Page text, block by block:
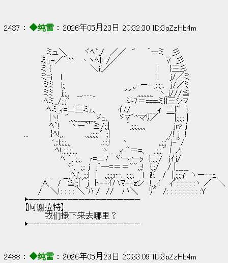
2487 ： ◆纯雪 ： 2026年05月23日 20:32:30 ID:3pZzHb4m
ミュ＼　　　ヾﾍ`,/　／／　"　　｀ーミ　 彡
ミｭ-／｀'''''　丶ヽﾍ}! /／　　　　　　　　 ﾏ　彡
ミ {　　　　　　　＼i{／　　　　　 　 　 l　　}三彡
ミ=i　 l　　　　　　　　　　　　　　　　　l　　j/／ミ
ミﾐ　 l;;　　　　　　　　　　　　,,-ー- ;;l;;..　j/／ﾐ
ミﾐ　 j;;,,　 __......._　　　　　""　,,,,,,,,,_　ヽ_j///≦
ﾍミ,,/;;;"　 _　　　　　　　　斗7＝===ミ}{三シﾏ
ﾍミ_ｨ=ニ三ミｪ、　　　 ｲ7/　　　___ ｨ　ニ}"　}
|ヽ!　",,,,__＿___ゞｭ、　 ゞﾏ"'''マﾘ／　 ￣|;;;;; |
ﾍ`!　　ヽー`’≧/;;|　　　`;;;;;,,,,,　　　　　jrｧ j
...　　 　 }ﾍ!,,　　 　 .,,,;;;;;" :;|　　　　　　　　　　 /! j　!
',;:l;;;;,,,　　　　　 .:::;!　　ヽ　　　　　 ,,;;;"j-"/
ﾍ!;;;;;;,,,,　　　　 ヽ___. ｨ "＝=、　,,;;;;" l .ノ!
ﾍ `, ;;;,　 r=ニ7　ヾーｨーｯ　}.,,;;/　jｲj/
ヾ',　;;: j　j`--=＝＝"",;;!　{;;/　 / |_____
__jﾍj', ;;;l　l　 ,;;;;;r-、;;;;,　 l　i!{　./　|,;;;;ｨ　ヽー--ｭ
人￣/　≦;;|｀ j　ト--ｲハﾏ--zシ　!,,,ｲ　 ｨ": : : : :ヽ ／　＼
/　 ＼!: : : : ＼`ﾊ /　//　 ハ＼ 　 ﾘ"　/: : : : : : : : :Y　　　　
▶————————————————————
【阿谢拉特】
        我们接下来去哪里？
▶————————————————————
2488 ： ◆纯雪 ： 2026年05月23日 20:33:09 ID:3pZzHb4m